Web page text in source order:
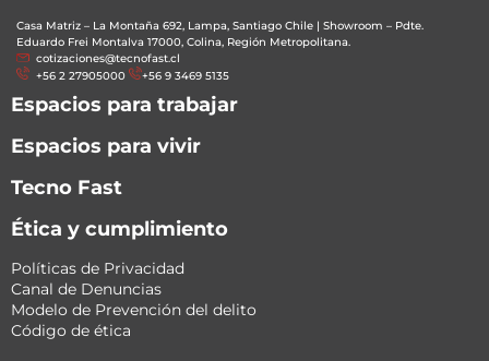
Casa Matriz – La Montaña 692, Lampa, Santiago Chile | Showroom – Pdte.
Eduardo Frei Montalva 17000, Colina, Región Metropolitana.
cotizaciones@tecnofast.cl
+56 2 27905000
+56 9 3469 5135
Espacios para trabajar
Espacios para vivir
Tecno Fast
Ética y cumplimiento
Políticas de Privacidad
Canal de Denuncias
Modelo de Prevención del delito
Código de ética